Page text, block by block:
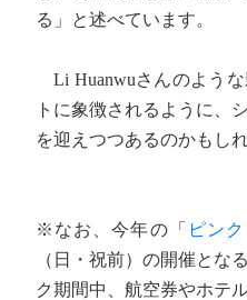
る」と述べています。
Li Huanwuさんのよう
トに象徴されるように、
を迎えつつあるのかもし
※なお、今年の「 ピン
（日・祝前）の開催とな
ク期間中、航空券やホテ